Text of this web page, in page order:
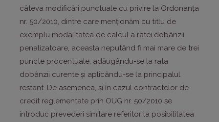
câteva modificări punctuale cu privire la Ordonanța
nr. 50/2010, dintre care menționăm cu titlu de
exemplu modalitatea de calcul a ratei dobânzii
penalizatoare, aceasta neputând fi mai mare de trei
puncte procentuale, adăugându-se la rata
dobânzii curente şi aplicându-se la principalul
restant. De asemenea, și în cazul contractelor de
credit reglementate prin OUG nr. 50/2010 se
introduc prevederi similare referitor la posibilitatea